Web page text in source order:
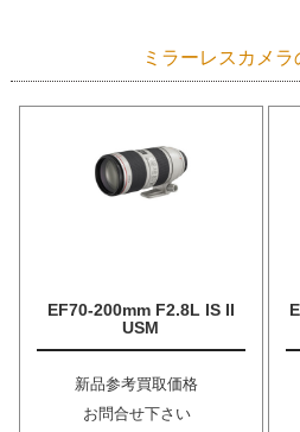
ミラーレスカメ
EF70-200mm F2.8L IS II
USM
新品参考買取価格
お問合せ下さい